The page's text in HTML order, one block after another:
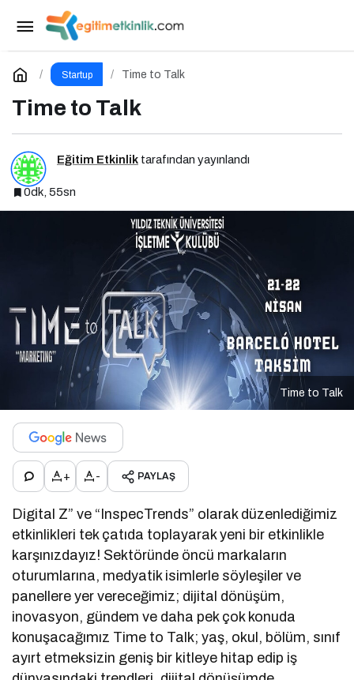
Startup Time to Talk
Time to Talk
Eğitim Etkinlik tarafından yayınlandı
0dk, 55sn
Time to Talk
+ - PAYLAŞ
Digital Z” ve “InspecTrends” olarak düzenlediğimiz
etkinlikleri tek çatıda toplayarak yeni bir etkinlikle
karşınızdayız! Sektöründe öncü markaların
oturumlarına, medyatik isimlerle söyleşiler ve
panellere yer vereceğimiz; dijital dönüşüm,
inovasyon, gündem ve daha pek çok konuda
konuşacağımız Time to Talk; yaş, okul, bölüm, sınıf
ayırt etmeksizin geniş bir kitleye hitap edip iş
SEO Vibes on Tour Türkiye 2025: Dijital
Dünyanın Nabzını Tutan Etkinlik
Yorum Yap